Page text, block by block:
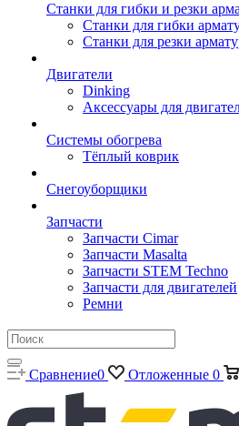
Станки для гибки и резки
Станки для гибки
Станки для резки
Двигатели
Dinking
Аксессуары для
Системы обогрева
Тёплый коврик
Снегоуборщики
Запчасти
Запчасти Cimar
Запчасти Masalta
Запчасти STEM Techno
Запчасти для двигателей
Ремни
Сравнение0 Отложенные 0